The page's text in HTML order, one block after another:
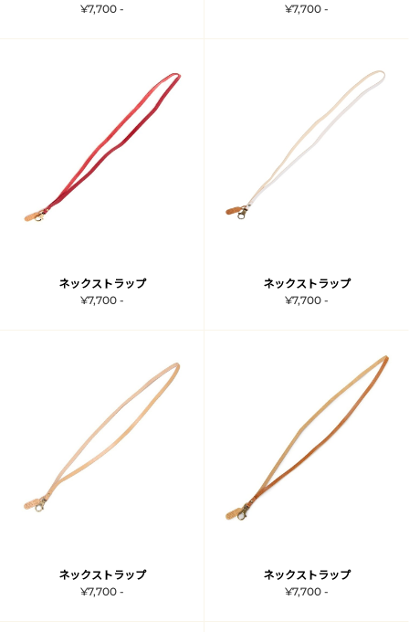
¥7,700 -
¥7,700 -
ネックストラップ
¥7,700 -
ネックストラップ
¥7,700 -
ネックストラップ
¥7,700 -
ネックストラップ
¥7,700 -